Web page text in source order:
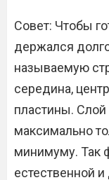
Совет: Чтобы
держался
называемую
середина,
пластины.
максимально
минимуму. Так
естественной